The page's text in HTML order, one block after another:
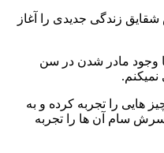
شقایق زندگی جدیدی را آغاز
وجود مادر شدن در سن
هایی را تجربه کرده و به
سام آن ها را تجربه